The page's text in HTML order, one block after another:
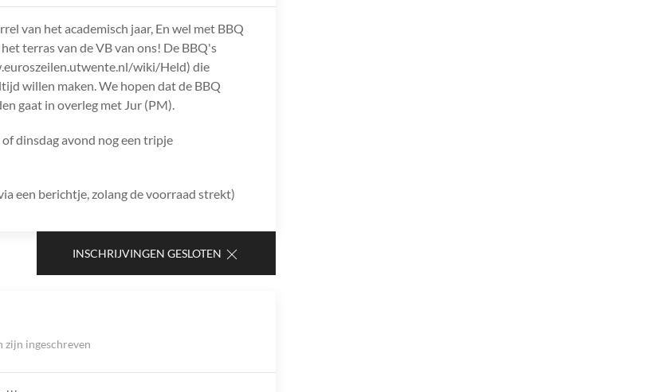
van het academisch jaar, En wel met BBQ
terras van de VB van ons! De BBQ's
wiki/Held) die
willen maken. We hopen dat de BBQ
gaat in overleg met Jur (PM).
dinsdag avond nog een tripje
een berichtje, zolang de voorraad strekt)
INSCHRIJVINGEN GESLOTEN
zijn ingeschreven